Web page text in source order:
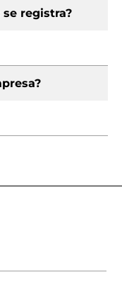
registra?